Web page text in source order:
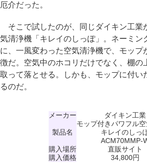
厄介だった。
そこで試したのが、同じダイキン工業
気清浄機「キレイのしっぽ」。ネーミン
に、一風変わった空気清浄機で、モップ
徴だ。空気中のホコリだけでなく、棚の
取って落とせる。しかも、モップに付い
るのだ。
メーカー ダイキン工業
製品名
モップ付きパワフル
キレイのしっ
ACM70MMP-
購入場所
直販サイト
購入価格
34,800円